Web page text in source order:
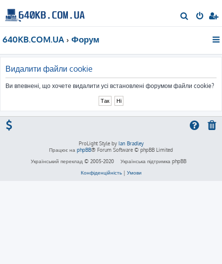
о
640KB.COM.UA Форум
Видалити файли cookie
Ви впевнені, що хочете видалити усі встановлені форумом файли cookie?
ProLight Style by Ian Bradley
Працює на phpBB® Forum Software © phpBB Limited
Український переклад © 2005-2020
Українська підтримка phpBB
Конфіденційність| Умови